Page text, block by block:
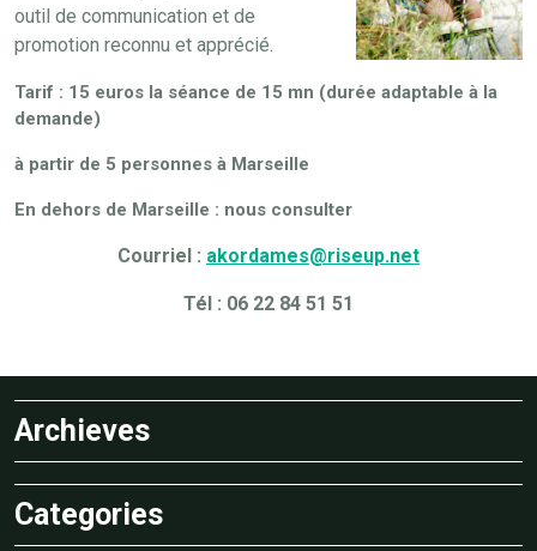
outil de communication et de
promotion reconnu et apprécié.
Tarif : 15 euros la séance de 15 mn (durée adaptable à la
demande)
à partir de 5 personnes à Marseille
En dehors de Marseille : nous consulter
Courriel : akordames@riseup.net
Tél : 06 22 84 51 51
Archieves
Categories